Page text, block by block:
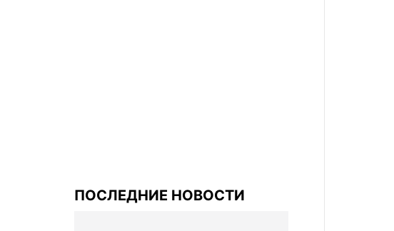
ПОСЛЕДНИЕ НОВОСТИ